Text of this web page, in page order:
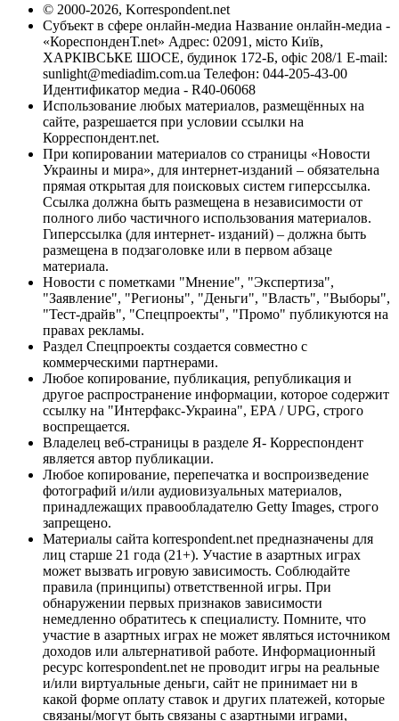
© 2000-2026, Korrespondent.net
Субъект в сфере онлайн-медиа Название онлайн-медиа -
«КореспонденТ.net» Адрес: 02091, місто Київ,
ХАРКІВСЬКЕ ШОСЕ, будинок 172-Б, офіс 208/1 E-mail:
sunlight@mediadim.com.ua Телефон: 044-205-43-00
Идентификатор медиа - R40-06068
Использование любых материалов, размещённых на
сайте, разрешается при условии ссылки на
Корреспондент.net.
При копировании материалов со страницы «Новости
Украины и мира», для интернет-изданий – обязательна
прямая открытая для поисковых систем гиперссылка.
Ссылка должна быть размещена в независимости от
полного либо частичного использования материалов.
Гиперссылка (для интернет- изданий) – должна быть
размещена в подзаголовке или в первом абзаце
материала.
Новости с пометками "Мнение", "Экспертиза",
"Заявление", "Регионы", "Деньги", "Власть", "Выборы",
"Тест-драйв", "Спецпроекты", "Промо" публикуются на
правах рекламы.
Раздел Спецпроекты создается совместно с
коммерческими партнерами.
Любое копирование, публикация, републикация и
другое распространение информации, которое содержит
ссылку на "Интерфакс-Украина", EPA / UPG, строго
воспрещается.
Владелец веб-страницы в разделе Я- Корреспондент
является автор публикации.
Любое копирование, перепечатка и воспроизведение
фотографий и/или аудиовизуальных материалов,
принадлежащих правообладателю Getty Images, строго
запрещено.
Материалы сайта korrespondent.net предназначены для
лиц старше 21 года (21+). Участие в азартных играх
может вызвать игровую зависимость. Соблюдайте
правила (принципы) ответственной игры. При
обнаружении первых признаков зависимости
немедленно обратитесь к специалисту. Помните, что
участие в азартных играх не может являться источником
доходов или альтернативой работе. Информационный
ресурс korrespondent.net не проводит игры на реальные
и/или виртуальные деньги, сайт не принимает ни в
какой форме оплату ставок и других платежей, которые
связаны/могут быть связаны с азартными играми,